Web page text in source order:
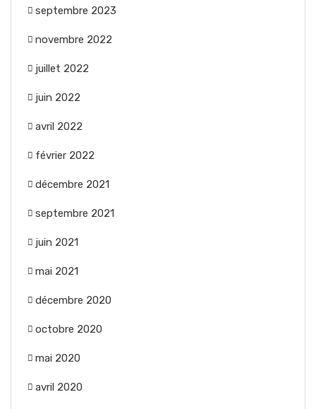
septembre 2023
novembre 2022
juillet 2022
juin 2022
avril 2022
février 2022
décembre 2021
septembre 2021
juin 2021
mai 2021
décembre 2020
octobre 2020
mai 2020
avril 2020